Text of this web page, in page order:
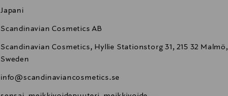
Japani
Scandinavian Cosmetics AB
Scandinavian Cosmetics, Hyllie Stationstorg 31, 215 32 Malmö,
Sweden
info@scandinaviancosmetics.se